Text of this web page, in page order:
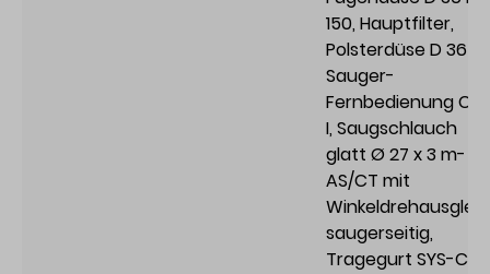
150, Hauptfilter,
Polsterdüse D 36
Sauger-
Fernbedienung
I, Saugschlauch
glatt Ø 27 x 3 m-
AS/CT mit
saugerseitig,
Tragegurt SYS-CT